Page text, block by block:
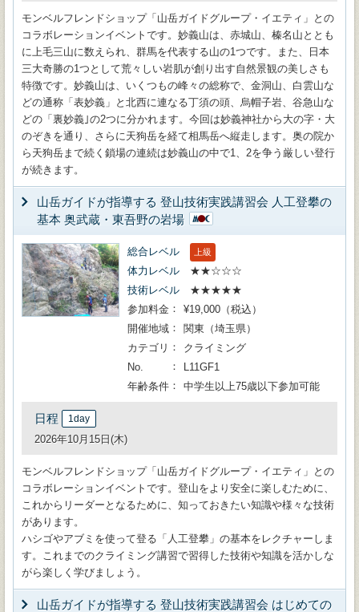
モンベルフレンドショップ「山岳ガイドグループ・イエティ」との
コラボレーションイベントです。妙義山は、赤城山、榛名山ととも
に上毛三山に数えられ、群馬を代表する山の1つです。また、日本
三大奇勝の1つとして荒々しい岩肌が創り出す自然景観の美しさも
特徴です。妙義山は、いくつもの峰々の総称で、金洞山、白雲山な
どの通称「表妙義」と北西に連なる丁須の頭、烏帽子岩、谷急山な
どの「裏妙義｣の2つに分かれます。今回は妙義神社から大の字・大
のぞきを通り、さらに天狗岳を経て相馬岳へ縦走します。奥の院か
ら天狗岳まで続く鎖場の連続は妙義山の中で1、2を争う厳しい登行
が続きます。
山岳ガイドが指導する 登山技術実践講習会 人工登攀の
基本 奥武蔵・東吾野の岩場
総合レベル 上級
体力レベル
★★☆☆☆
技術レベル
★★★★★
参加料金
¥19,000（税込）
開催地域
関東（埼玉県）
カテゴリ
クライミング
No.
L11GF1
年齢条件
中学生以上75歳以下参加可能
日程 1day
2026年10月15日(木)
モンベルフレンドショップ「山岳ガイドグループ・イエティ」との
コラボレーションイベントです。登山をより安全に楽しむために、
これからリーダーとなるために、知っておきたい知識や様々な技術
があります。
ハシゴやアブミを使って登る「人工登攀」の基本をレクチャーしま
す。これまでのクライミング講習で習得した技術や知識を活かしな
がら楽しく学びましょう。
山岳ガイドが指導する 登山技術実践講習会 はじめての